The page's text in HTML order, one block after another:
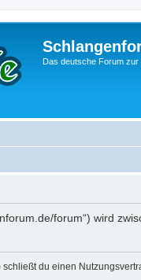
Das deutsche Forum zur
forum“) wird
du einen